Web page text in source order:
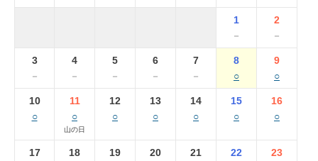
1
－
2
－
3
－
4
－
5
－
6
－
7
－
8
○
9
○
10
○
11
○
山の日
12
○
13
○
14
○
15
○
16
○
17
18
19
20
21
22
23